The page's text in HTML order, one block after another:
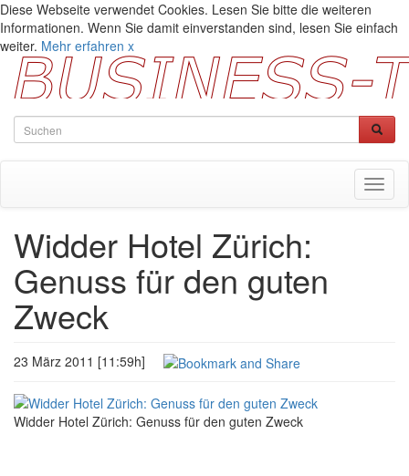
Diese Webseite verwendet Cookies. Lesen Sie bitte die weiteren
Informationen. Wenn Sie damit einverstanden sind, lesen Sie einfach
weiter. Mehr erfahren x
Widder Hotel Zürich:
Genuss für den guten
Zweck
23 März 2011 [11:59h]
Widder Hotel Zürich: Genuss für den guten Zweck